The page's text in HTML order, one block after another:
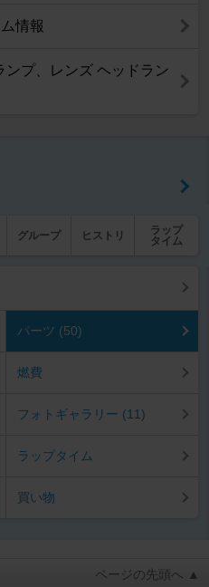
情報
ンプ、レンズ ヘッドラン
グループ ヒストリ
ラップ
タイム
パーツ (50)
燃費
フォトギャラリー (11)
ラップタイム
買い物
ページの先頭へ ▲